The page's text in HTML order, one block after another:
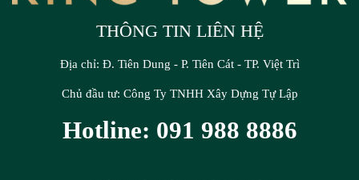
THÔNG TIN LIÊN HỆ
Địa chỉ: Đ. Tiên Dung - P. Tiên Cát - TP. Việt Trì
Chủ đầu tư: Công Ty TNHH Xây Dựng Tự Lập
Hotline: 091 988 8886